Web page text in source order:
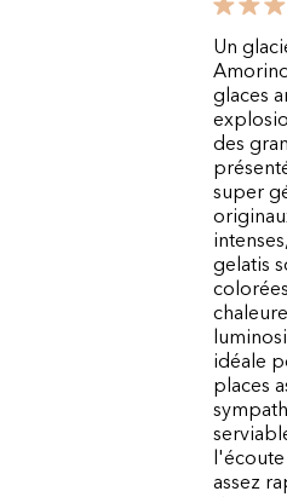
Un
glaces
des
super
gelatis
idéale
places
assez